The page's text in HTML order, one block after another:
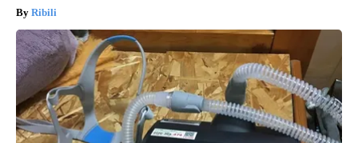
Ribili